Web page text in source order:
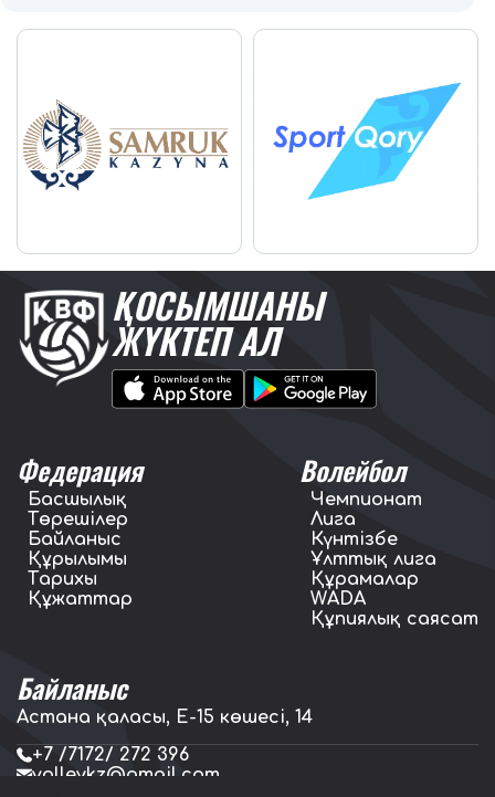
ҚОСЫМШАНЫ
ЖҮКТЕП АЛ
Федерация
Басшылық
Төрешілер
Байланыс
Құрылымы
Тарихы
Құжаттар
Волейбол
Чемпионат
Лига
Күнтізбе
Ұлттық лига
Құрамалар
WADA
Құпиялық саясат
Байланыс
Астана қаласы, E-15 көшесі, 14
+7 /7172/ 272 396
volleykz@gmail.com